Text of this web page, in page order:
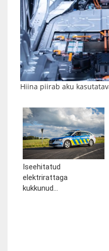
Hiina piirab aku
Iseehitatud
elektrirattaga
kukkunud...